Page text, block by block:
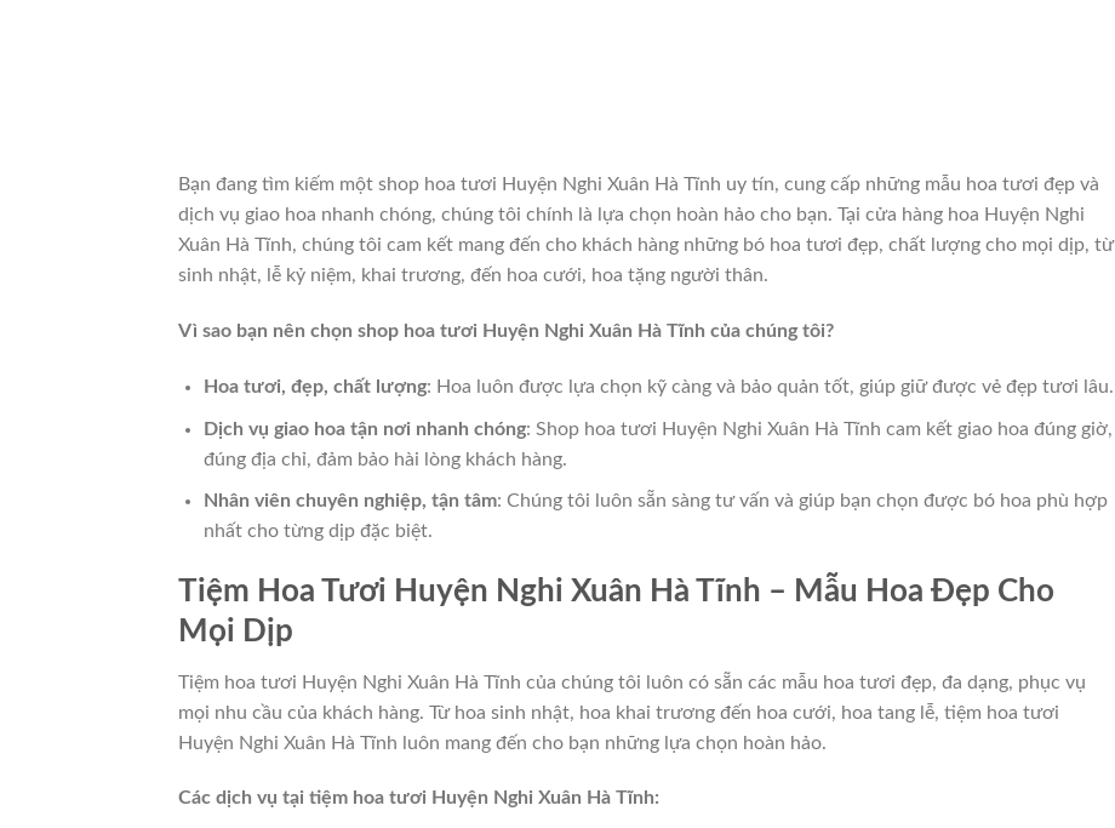
Bạn đang tìm kiếm một shop hoa tươi Huyện Nghi Xuân Hà Tĩnh uy tín, cung cấp những mẫu hoa tươi đẹp và
dịch vụ giao hoa nhanh chóng, chúng tôi chính là lựa chọn hoàn hảo cho bạn. Tại cửa hàng hoa Huyện Nghi
Xuân Hà Tĩnh, chúng tôi cam kết mang đến cho khách hàng những bó hoa tươi đẹp, chất lượng cho mọi dịp, từ
sinh nhật, lễ kỷ niệm, khai trương, đến hoa cưới, hoa tặng người thân.
Vì sao bạn nên chọn shop hoa tươi Huyện Nghi Xuân Hà Tĩnh của chúng tôi?
Hoa tươi, đẹp, chất lượng: Hoa luôn được lựa chọn kỹ càng và bảo quản tốt, giúp giữ được vẻ đẹp tươi lâu.
Dịch vụ giao hoa tận nơi nhanh chóng: Shop hoa tươi Huyện Nghi Xuân Hà Tĩnh cam kết giao hoa đúng giờ,
đúng địa chỉ, đảm bảo hài lòng khách hàng.
Nhân viên chuyên nghiệp, tận tâm: Chúng tôi luôn sẵn sàng tư vấn và giúp bạn chọn được bó hoa phù hợp
nhất cho từng dịp đặc biệt.
Tiệm Hoa Tươi Huyện Nghi Xuân Hà Tĩnh – Mẫu Hoa Đẹp Cho
Mọi Dịp
Tiệm hoa tươi Huyện Nghi Xuân Hà Tĩnh của chúng tôi luôn có sẵn các mẫu hoa tươi đẹp, đa dạng, phục vụ
mọi nhu cầu của khách hàng. Từ hoa sinh nhật, hoa khai trương đến hoa cưới, hoa tang lễ, tiệm hoa tươi
Huyện Nghi Xuân Hà Tĩnh luôn mang đến cho bạn những lựa chọn hoàn hảo.
Các dịch vụ tại tiệm hoa tươi Huyện Nghi Xuân Hà Tĩnh: